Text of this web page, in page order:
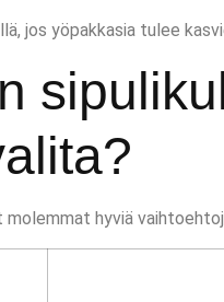
jos yöpakkasia tulee
hyviä